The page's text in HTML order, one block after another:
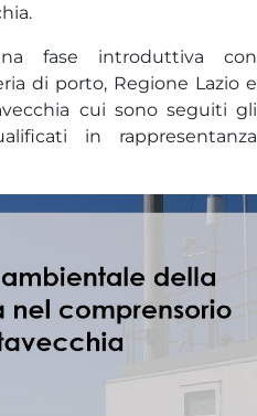
fase introduttiva con
di porto, Regione Lazio e
cui sono seguiti gli
in rappresentanza